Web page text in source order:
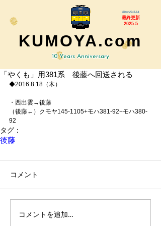
Since 2015.6.1
最終更新
2025.5
KUMOYA.com
10 Years Anniversary
「やくも」用381系 後藤へ回送される
◆2016.8.18（木）
・西出雲→後藤
（後藤←）クモヤ145-1105+モハ381-92+モハ380-
92
タグ：
後藤
コメント
コメントを追加…